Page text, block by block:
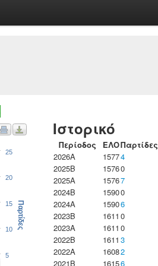
5
10
15
20
25
Παρτίδες
Ιστορικό
Περίοδος ΕΛΟΠαρτίδες
2026A
15774
2025B
15760
2025A
15767
2024B
15900
2024A
15906
2023B
1611 0
2023Α
1611 0
2022B
1611 3
2022A
16082
2021B
16156